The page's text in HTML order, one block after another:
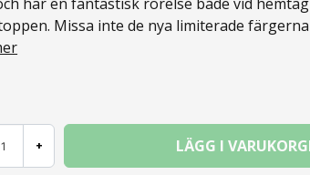
Missa inte de nya limiterade
+ LÄGG I